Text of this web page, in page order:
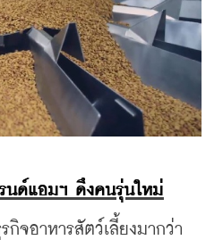
นด์แอมฯ ดึงคนรุ่นใหม่
จอาหารสัตว์เลี้ยงมากว่า